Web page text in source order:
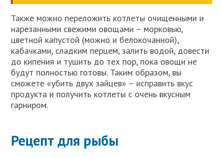
Также можно переложить котлеты очищенными и
нарезанными свежими овощами – морковью,
цветной капустой (можно и белокочанной),
кабачками, сладким перцем, залить водой, довести
до кипения и тушить до тех пор, пока овощи не
будут полностью готовы. Таким образом, вы
сможете «убить двух зайцев» – исправить вкус
продукта и получить котлеты с очень вкусным
гарниром.
Рецепт для рыбы